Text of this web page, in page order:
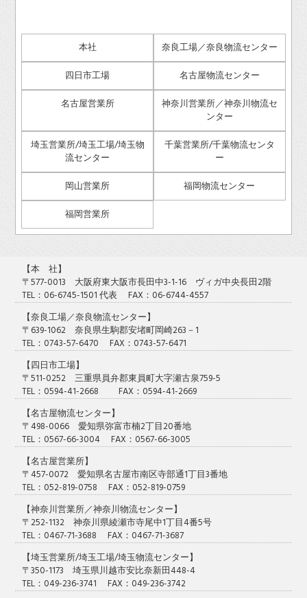
本社
奈良工場／奈良物流センター
四日市工場
名古屋物流センター
名古屋営業所
神奈川営業所／神奈川物流セ
ンター
埼玉営業所/埼玉工場/埼玉物
流センター
千葉営業所/千葉物流センタ
ー
岡山営業所
福岡物流センター
福岡営業所
【本 社】
〒577-0013 大阪府東大阪市長田中3-1-16 ヴィガ中央長田2階
TEL：06-6745-1501 代表 FAX：06-6744-4557
【奈良工場／奈良物流センター】
〒639-1062 奈良県生駒郡安堵町岡崎263－1
TEL：0743-57-6470 FAX：0743-57-6471
【四日市工場】
〒511-0252 三重県員弁郡東員町大字瀬古泉759-5
TEL：0594-41-2668 FAX：0594-41-2669
【名古屋物流センター】
〒498-0066 愛知県弥富市楠2丁目20番地
TEL：0567-66-3004 FAX：0567-66-3005
【名古屋営業所】
〒457-0072 愛知県名古屋市南区寺部通1丁目3番地
TEL：052-819-0758 FAX：052-819-0759
【神奈川営業所／神奈川物流センター】
〒252-1132 神奈川県綾瀬市寺尾中1丁目4番5号
TEL：0467-71-3688 FAX：0467-71-3687
【埼玉営業所/埼玉工場/埼玉物流センター】
〒350-1173 埼玉県川越市安比奈新田448-4
TEL：049-236-3741 FAX：049-236-3742